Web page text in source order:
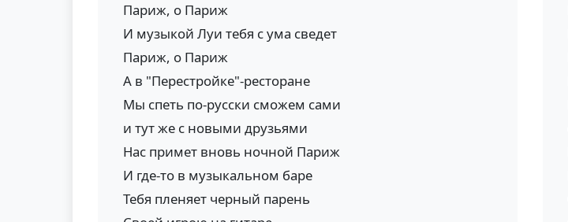
Париж, о Париж
И музыкой Луи тебя с ума сведет
Париж, о Париж
А в "Перестройке"-ресторане
Мы спеть по-русски сможем сами
и тут же с новыми друзьями
Нас примет вновь ночной Париж
И где-то в музыкальном баре
Тебя пленяет черный парень